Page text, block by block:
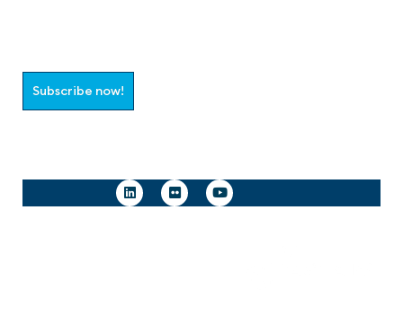
Subscribe now!